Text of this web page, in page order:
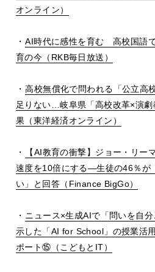
オンライン）
・AI時代に感性を育む 高校国語
育の今（ RKB毎日放送）
・高校無償化で問われる「公立高
足りない …岐阜県「高校改革×演劇
果（東洋経済オンライン）
・ 【AI教育の衝撃】ジョー・リー
速度を10倍にする―生徒の46％が
い」と回答（Finance BigGo）
・ ニュース×生成AIで「問いを自
示した「AI for School 」の授業活用
ポート⑮ （こどもと IT）